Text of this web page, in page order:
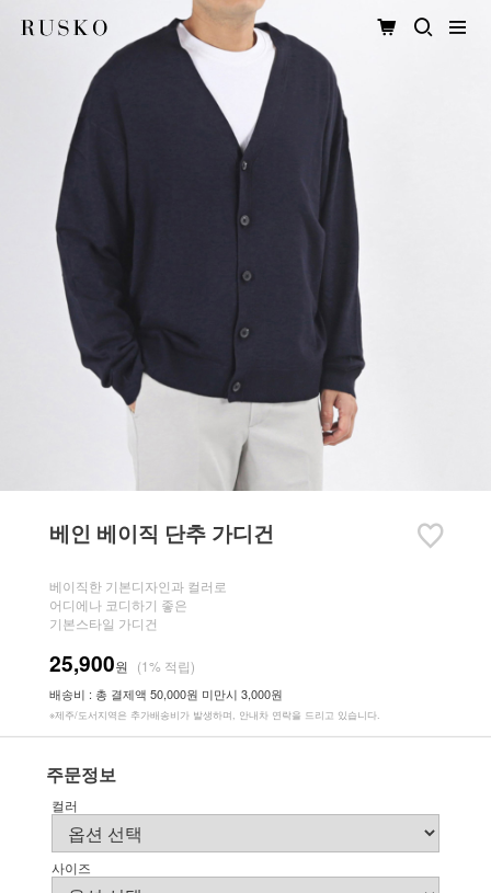
베인 베이직 단추 가디건
베이직한 기본디자인과 컬러로
어디에나 코디하기 좋은
기본스타일 가디건
25,900원 (1% 적립)
배송비 : 총 결제액 50,000원 미만시 3,000원
※제주/도서지역은 추가배송비가 발생하며, 안내차 연락을 드리고 있습니다.
주문정보
컬러
사이즈